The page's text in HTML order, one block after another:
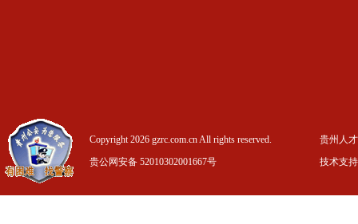
Copyright 2026 gzrc.com.cn All rights reserved.
贵公网安备 52010302001667号
贵州人
技术支